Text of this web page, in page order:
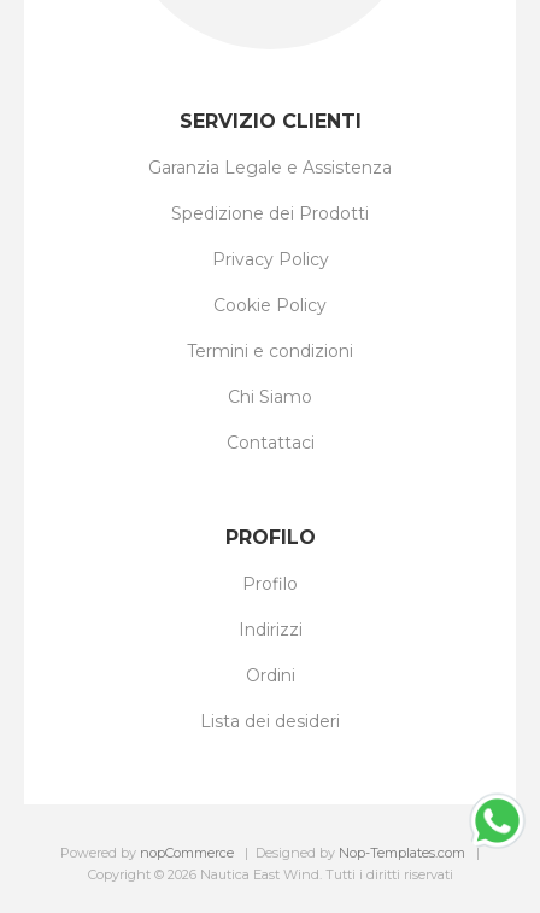
SERVIZIO CLIENTI
Garanzia Legale e Assistenza
Spedizione dei Prodotti
Privacy Policy
Cookie Policy
Termini e condizioni
Chi Siamo
Contattaci
PROFILO
Profilo
Indirizzi
Ordini
Lista dei desideri
Powered by nopCommerce Designed by Nop-Templates.com
Copyright © 2026 Nautica East Wind. Tutti i diritti riservati